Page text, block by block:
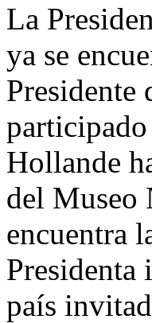
La
ya se
Presidente
Hollande
del Museo
encuentra
Presidenta
país